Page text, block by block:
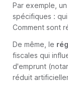
Par exemple,
spécifiques :
Comment sont
De même, le
fiscales qui
d'emprunt
réduit